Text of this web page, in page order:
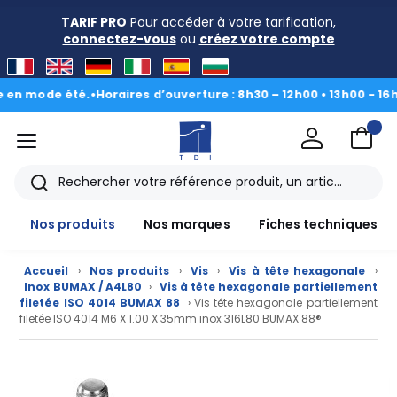
TARIF PRO Pour accéder à votre tarification,
connectez-vousou créez votre compte
été.•Horaires d’ouverture : 8h30 – 12h00 • 13h00 - 16h30|
menu
Rechercher
Nos produits
Nos marques Fiches techniques
Accueil › Nos produits › Vis › Vis à tête hexagonale
›
Inox BUMAX / A4L80 › Vis à tête hexagonale partiellement
filetée ISO 4014 BUMAX 88
› Vis tête hexagonale partiellement
filetée ISO 4014 M6 X 1.00 X 35mm inox 316L80 BUMAX 88®